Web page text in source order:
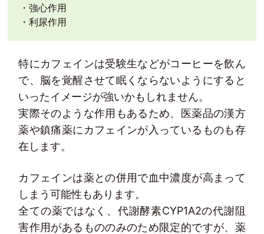
・強心作用
・利尿作用
特にカフェインは受験生などがコーヒーを飲ん
で、脳を覚醒させて眠くならないようにすると
いったイメージが強いかもしれません。
実際そのような作用もあるため、医薬品の漢方
薬や鎮痛薬にカフェインが入っているものも存
在します。
カフェインは薬との併用で血中濃度が高まって
しまう可能性もあります。
全ての薬ではなく、代謝酵素CYP1A2の代謝阻
害作用があるもののみのため限定的ですが、薬